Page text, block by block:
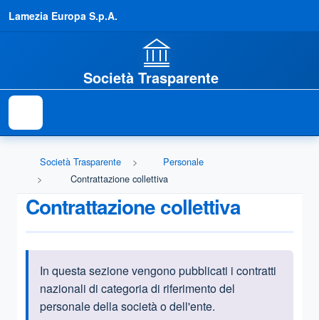
Lamezia Europa S.p.A.
Società Trasparente
Società Trasparente
Personale
Contrattazione collettiva
Contrattazione collettiva
Informazioni introduttive
In questa sezione vengono pubblicati i contratti
nazionali di categoria di riferimento del
personale della società o dell'ente.